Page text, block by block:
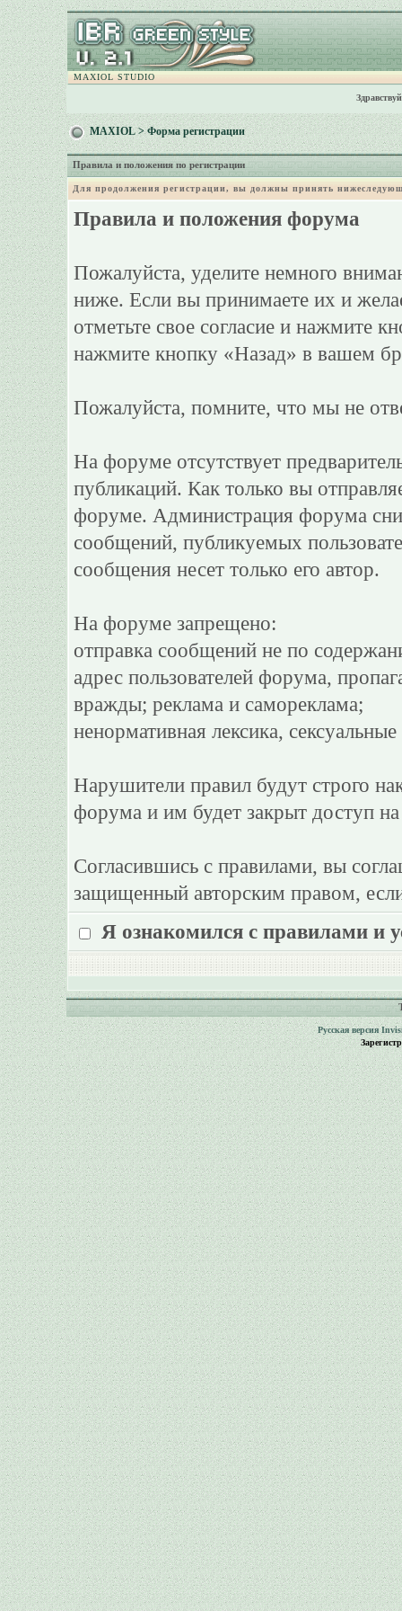
MAXIOL STUDIO
MAXIOL> Форма регистрации
Правила и положения по регистрации
Для продолжения регистрации, вы должны принять
Правила и положения форума
Пожалуйста, уделите немного
ниже. Если вы принимаете их и
отметьте свое согласие и нажмите
нажмите кнопку «Назад» в вашем
Пожалуйста, помните, что мы не
На форуме отсутствует
публикаций. Как только вы
форуме. Администрация форума
сообщений, публикуемых
сообщения несет только его автор.
На форуме запрещено:
отправка сообщений не по
адрес пользователей форума,
вражды; реклама и самореклама;
ненормативная лексика,
Нарушители правил будут строго
форума и им будет закрыт доступ
Согласившись с правилами, вы
защищенный авторским правом,
Я ознакомился с правилами и
Русская версия